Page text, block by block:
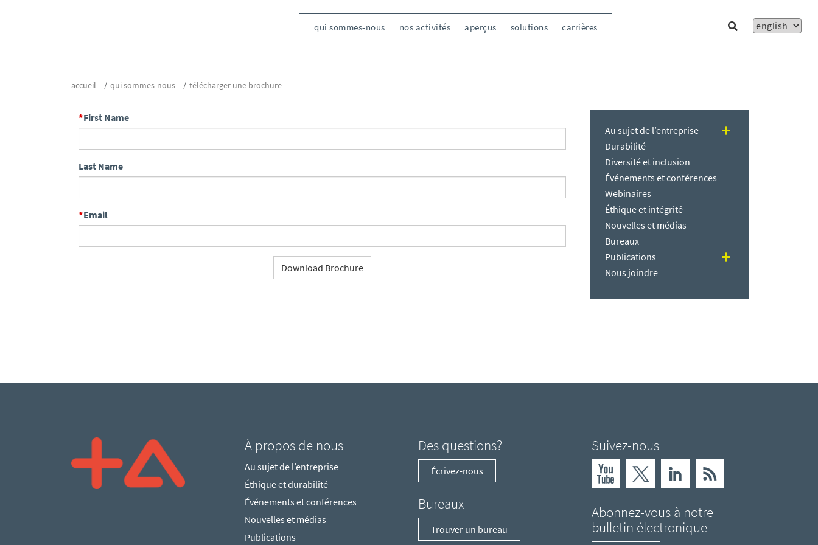
qui sommes-nous nos activités aperçus solutions carrières
accueil qui sommes-nous télécharger une brochure
First Name
Last Name
Email
Download Brochure
Au sujet de l’entreprise
Durabilité
Diversité et inclusion
Événements et conférences
Webinaires
Éthique et intégrité
Nouvelles et médias
Bureaux
Publications
Nous joindre
À propos de nous
Au sujet de l’entreprise
Éthique et durabilité
Événements et conférences
Nouvelles et médias
Publications
Des questions?
Écrivez-nous
Bureaux
Trouver un bureau
Suivez-nous
Abonnez-vous à notre
bulletin électronique